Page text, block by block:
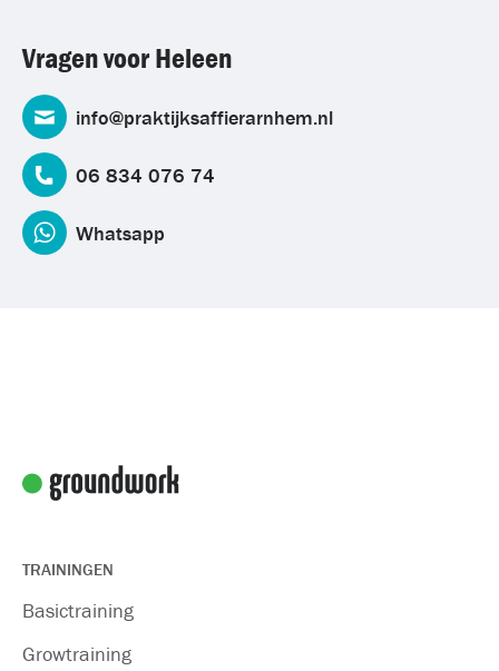
Vragen voor Heleen
info@praktijksaffierarnhem.nl
06 834 076 74
Whatsapp
TRAININGEN
Basictraining
Growtraining